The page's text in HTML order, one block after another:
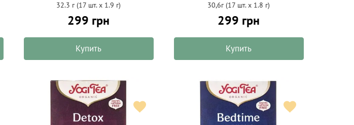
32.3 г (17 шт. х 1.9 г)
299 грн
Купить
30,6г (17 шт. х 1.8 г)
299 грн
Купить